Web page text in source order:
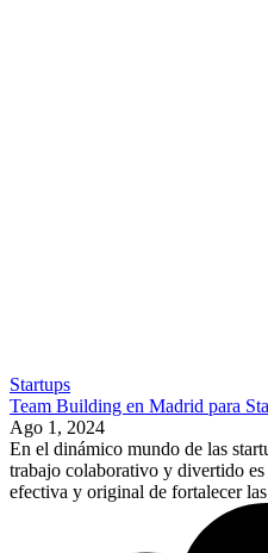
Startups
Team Building en Madrid para
Ago 1, 2024
En el dinámico mundo de las
trabajo colaborativo y divertido
efectiva y original de fortalecer